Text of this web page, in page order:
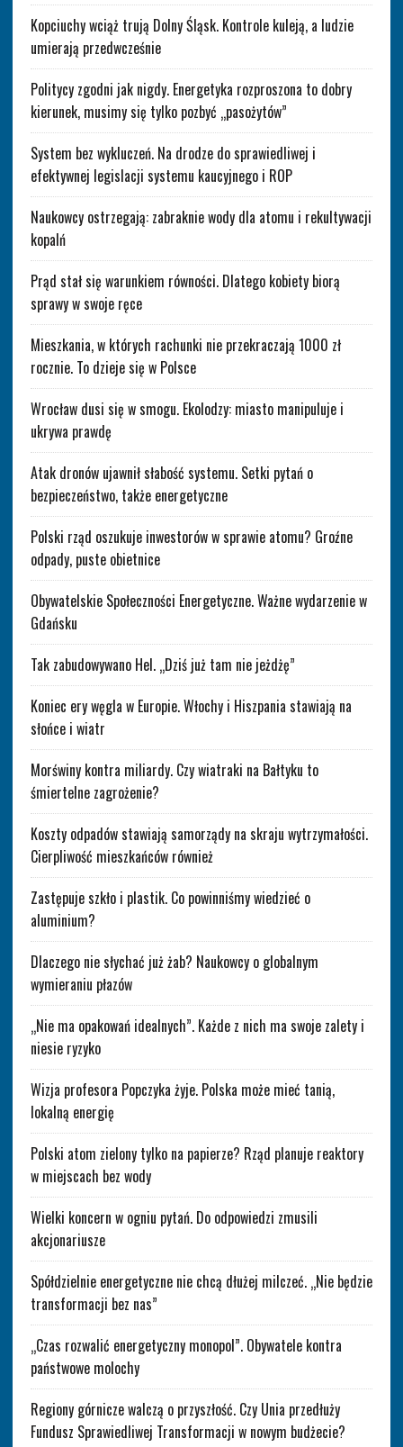
Kopciuchy wciąż trują Dolny Śląsk. Kontrole kuleją, a ludzie
umierają przedwcześnie
Politycy zgodni jak nigdy. Energetyka rozproszona to dobry
kierunek, musimy się tylko pozbyć „pasożytów”
System bez wykluczeń. Na drodze do sprawiedliwej i
efektywnej legislacji systemu kaucyjnego i ROP
Naukowcy ostrzegają: zabraknie wody dla atomu i rekultywacji
kopalń
Prąd stał się warunkiem równości. Dlatego kobiety biorą
sprawy w swoje ręce
Mieszkania, w których rachunki nie przekraczają 1000 zł
rocznie. To dzieje się w Polsce
Wrocław dusi się w smogu. Ekolodzy: miasto manipuluje i
ukrywa prawdę
Atak dronów ujawnił słabość systemu. Setki pytań o
bezpieczeństwo, także energetyczne
Polski rząd oszukuje inwestorów w sprawie atomu? Groźne
odpady, puste obietnice
Obywatelskie Społeczności Energetyczne. Ważne wydarzenie w
Gdańsku
Tak zabudowywano Hel. „Dziś już tam nie jeżdżę”
Koniec ery węgla w Europie. Włochy i Hiszpania stawiają na
słońce i wiatr
Morświny kontra miliardy. Czy wiatraki na Bałtyku to
śmiertelne zagrożenie?
Koszty odpadów stawiają samorządy na skraju wytrzymałości.
Cierpliwość mieszkańców również
Zastępuje szkło i plastik. Co powinniśmy wiedzieć o
aluminium?
Dlaczego nie słychać już żab? Naukowcy o globalnym
wymieraniu płazów
„Nie ma opakowań idealnych”. Każde z nich ma swoje zalety i
niesie ryzyko
Wizja profesora Popczyka żyje. Polska może mieć tanią,
lokalną energię
Polski atom zielony tylko na papierze? Rząd planuje reaktory
w miejscach bez wody
Wielki koncern w ogniu pytań. Do odpowiedzi zmusili
akcjonariusze
Spółdzielnie energetyczne nie chcą dłużej milczeć. „Nie będzie
transformacji bez nas”
„Czas rozwalić energetyczny monopol”. Obywatele kontra
państwowe molochy
Regiony górnicze walczą o przyszłość. Czy Unia przedłuży
Fundusz Sprawiedliwej Transformacji w nowym budżecie?